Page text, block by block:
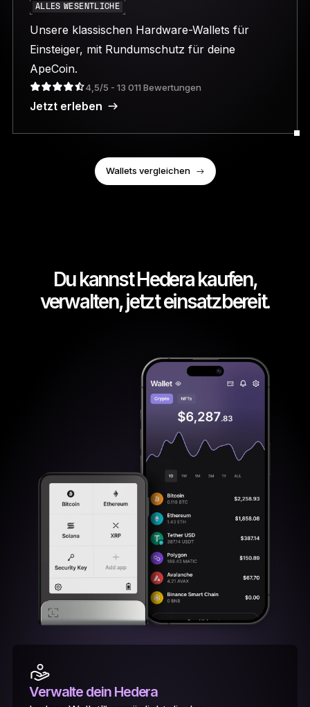
ALLES WESENTLICHE
Unsere klassischen Hardware-Wallets für
Einsteiger, mit Rundumschutz für deine
ApeCoin.
4,5/5 - 13 011 Bewertungen
Jetzt erleben
Wallets vergleichen
Du kannst Hedera kaufen,
verwalten, jetzt einsatzbereit.
Verwalte dein Hedera